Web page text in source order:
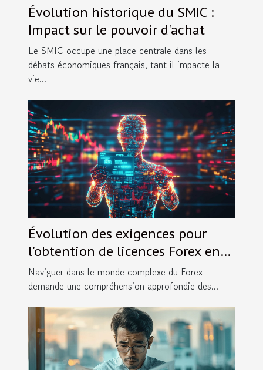
Évolution historique du SMIC :
Impact sur le pouvoir d'achat
Le SMIC occupe une place centrale dans les
débats économiques français, tant il impacte la
vie...
Évolution des exigences pour
l'obtention de licences Forex en
2025
Naviguer dans le monde complexe du Forex
demande une compréhension approfondie des...